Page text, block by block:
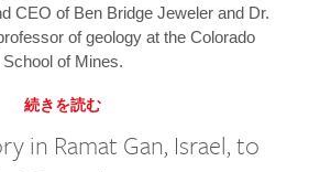
CEO of Ben Bridge Jeweler and Dr.
of geology at the Colorado
School of Mines.
続きを読む
in Ramat Gan, Israel, to